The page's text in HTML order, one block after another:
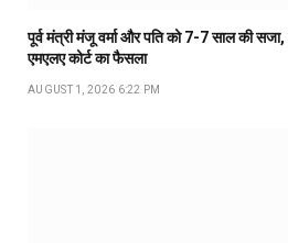
पूर्व मंत्री मंजू वर्मा और पति को 7-7 साल की
एमएलए कोर्ट का फैसला
AUGUST 1, 2026 6:22 PM